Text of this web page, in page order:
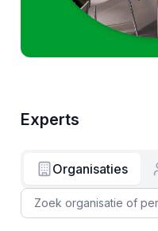
Experts
Organisaties